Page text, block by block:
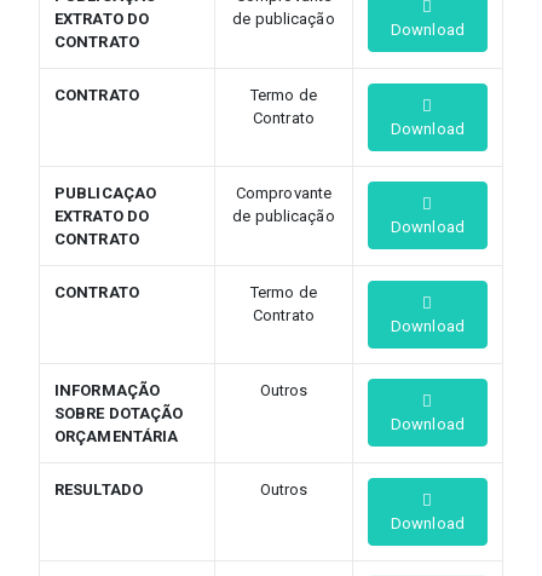
EXTRATO DO
CONTRATO
de publicação
Download
CONTRATO
Termo de
Contrato
Download
PUBLICAÇAO
EXTRATO DO
CONTRATO
Comprovante
de publicação
Download
CONTRATO
Termo de
Contrato
Download
INFORMAÇÃO
SOBRE DOTAÇÃO
ORÇAMENTÁRIA
Outros
Download
RESULTADO
Outros
Download